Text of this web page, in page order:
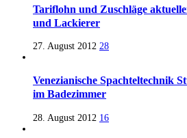
Tariflohn und Zuschläge
und Lackierer
27. August 2012 28
Venezianische Spachteltechnik
im Badezimmer
28. August 2012 16